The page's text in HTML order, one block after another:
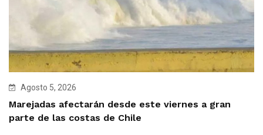
Agosto 5, 2026
Marejadas afectarán desde este viernes a gran
parte de las costas de Chile